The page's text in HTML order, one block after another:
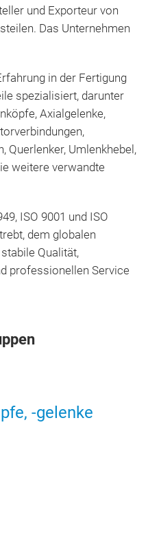
und Exporteur von
Das Unternehmen
in der Fertigung
spezialisiert, darunter
Axialgelenke,
Querlenker, Umlenkhebel,
weitere verwandte
ISO 9001 und ISO
dem globalen
Qualität,
professionellen Service
-gelenke